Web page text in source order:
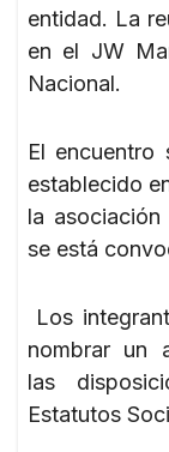
entidad. La
en el JW
Nacional.
El encuentro
establecido
la
se está
Los
nombrar un
las
Estatutos